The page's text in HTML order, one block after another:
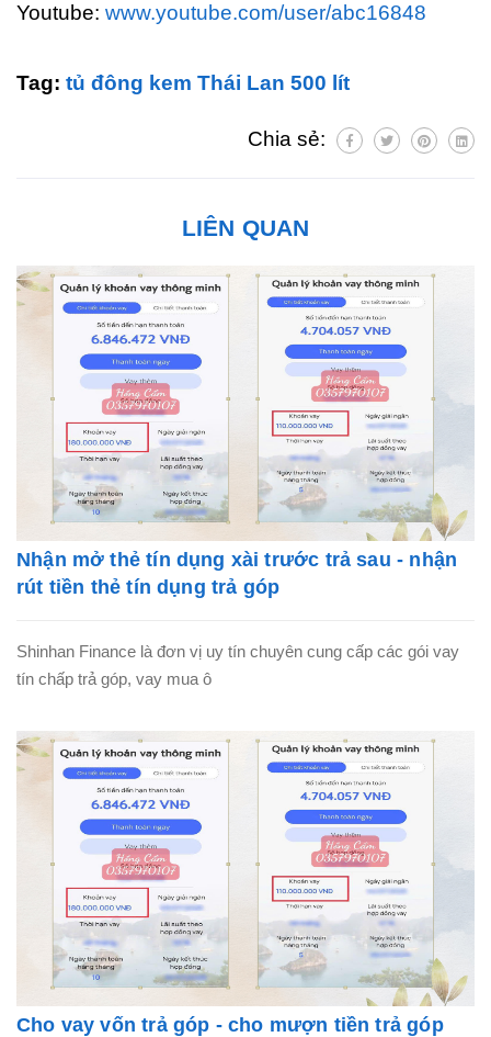
Youtube: www.youtube.com/user/abc16848
Tag: tủ đông kem Thái Lan 500 lít
Chia sẻ:
LIÊN QUAN
Nhận mở thẻ tín dụng xài trước trả sau - nhận
rút tiền thẻ tín dụng trả góp
Shinhan Finance là đơn vị uy tín chuyên cung cấp các gói vay
tín chấp trả góp, vay mua ô
Cho vay vốn trả góp - cho mượn tiền trả góp